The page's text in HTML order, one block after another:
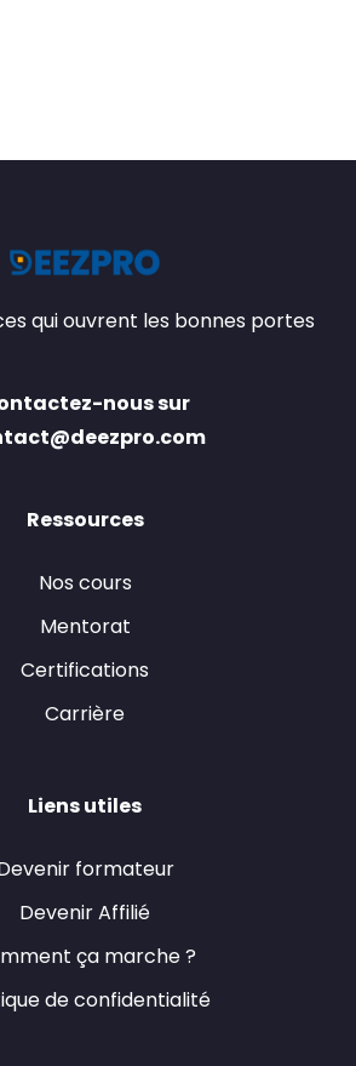
qui ouvrent les bonnes portes
nous sur
Ressources
Nos cours
Mentorat
Certifications
Carrière
Liens utiles
formateur
Devenir Affilié
ça marche ?
de confidentialité